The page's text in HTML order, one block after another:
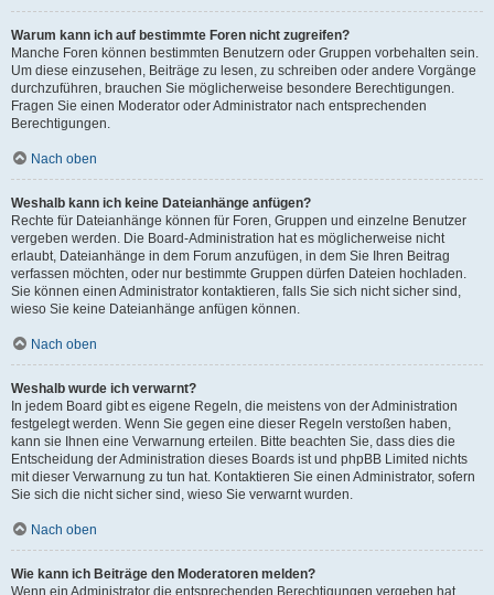
Warum kann ich auf bestimmte Foren nicht zugreifen?
Manche Foren können bestimmten Benutzern oder Gruppen vorbehalten sein.
Um diese einzusehen, Beiträge zu lesen, zu schreiben oder andere Vorgänge
durchzuführen, brauchen Sie möglicherweise besondere Berechtigungen.
Fragen Sie einen Moderator oder Administrator nach entsprechenden
Berechtigungen.
Nach oben
Weshalb kann ich keine Dateianhänge anfügen?
Rechte für Dateianhänge können für Foren, Gruppen und einzelne Benutzer
vergeben werden. Die Board-Administration hat es möglicherweise nicht
erlaubt, Dateianhänge in dem Forum anzufügen, in dem Sie Ihren Beitrag
verfassen möchten, oder nur bestimmte Gruppen dürfen Dateien hochladen.
Sie können einen Administrator kontaktieren, falls Sie sich nicht sicher sind,
wieso Sie keine Dateianhänge anfügen können.
Nach oben
Weshalb wurde ich verwarnt?
In jedem Board gibt es eigene Regeln, die meistens von der Administration
festgelegt werden. Wenn Sie gegen eine dieser Regeln verstoßen haben,
kann sie Ihnen eine Verwarnung erteilen. Bitte beachten Sie, dass dies die
Entscheidung der Administration dieses Boards ist und phpBB Limited nichts
mit dieser Verwarnung zu tun hat. Kontaktieren Sie einen Administrator, sofern
Sie sich die nicht sicher sind, wieso Sie verwarnt wurden.
Nach oben
Wie kann ich Beiträge den Moderatoren melden?
Wenn ein Administrator die entsprechenden Berechtigungen vergeben hat,